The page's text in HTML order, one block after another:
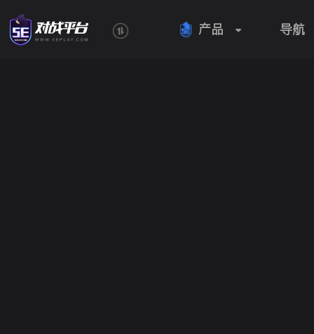
 产品 导航